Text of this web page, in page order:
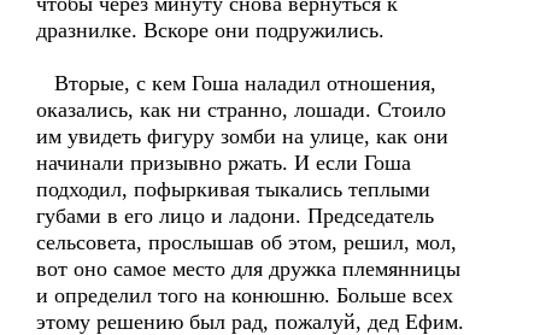
дразнилке. Вскоре они подружились.
Вторые, с кем Гоша наладил отношения,
оказались, как ни странно, лошади. Стоило
им увидеть фигуру зомби на улице, как они
начинали призывно ржать. И если Гоша
подходил, пофыркивая тыкались теплыми
губами в его лицо и ладони. Председатель
сельсовета, прослышав об этом, решил, мол,
вот оно самое место для дружка племянницы
и определил того на конюшню. Больше всех
этому решению был рад, пожалуй, дед Ефим.